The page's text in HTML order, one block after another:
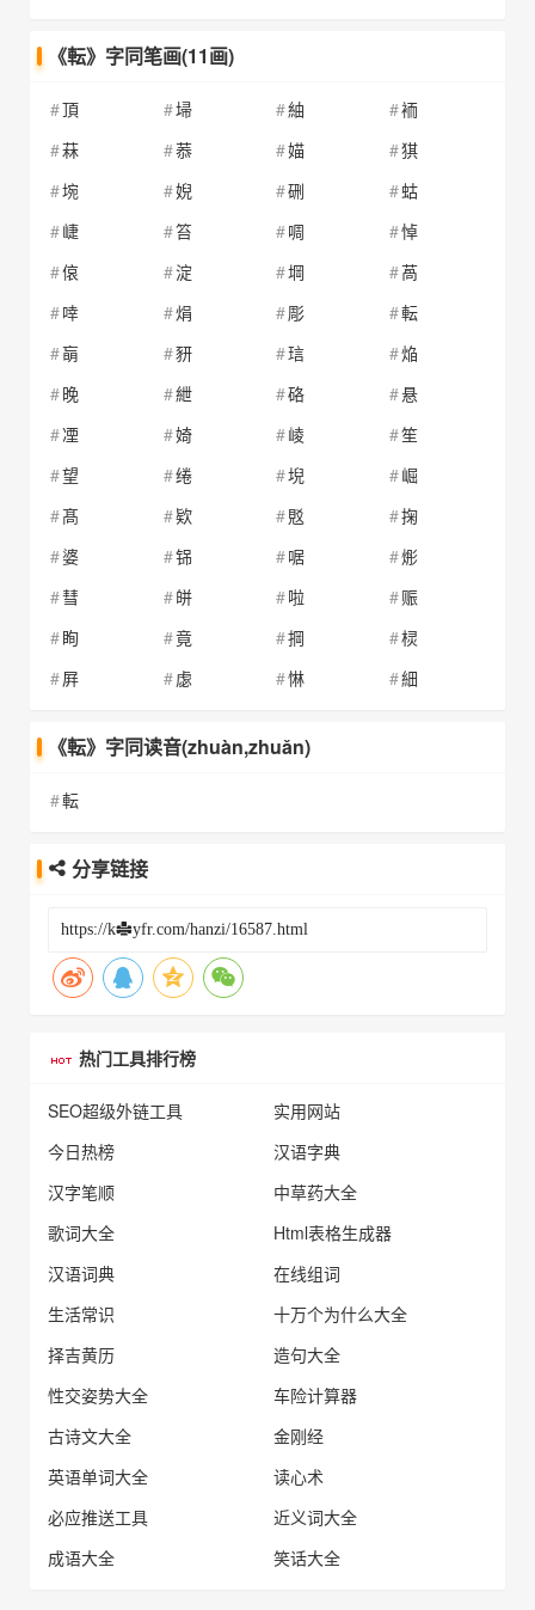
《転》字同笔画(11画)
頂 埽 紬
袻
菻
菾 媌
猉
埦
婗 硎
蛄
崨
笞 啁
悼
偯
淀 堈
萵
啈
焆 彫
転
朚
豜 琂
焔
晚
紲 硌
悬
凐
婍 崚
笙
望
绻 堄
崛
髙
欵 覐
掬
婆
铞 啹
烿
彗
皏 啦
赈
眴
竟 掆
棂
屛
虙 惏 細
《転》字同读音(zhuàn,zhuǎn)
転
分享链接
热门工具排行榜
SEO超级外链工具
实用网站
今日热榜
汉语字典
汉字笔顺
中草药大全
歌词大全
Html表格生成器
汉语词典
在线组词
生活常识
十万个为什么大全
择吉黄历
造句大全
性交姿势大全
车险计算器
古诗文大全
金刚经
英语单词大全
读心术
必应推送工具
近义词大全
成语大全
笑话大全